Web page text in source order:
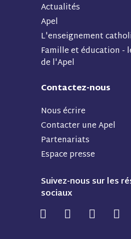
Actualités
Apel
L'enseignement
Famille et éducation -
de l'Apel
Contactez-nous
Nous écrire
Contacter une Apel
Partenariats
Espace presse
Suivez-nous sur les
sociaux